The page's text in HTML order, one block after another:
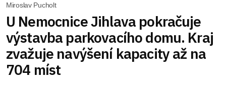
Miroslav Pucholt
U Nemocnice Jihlava pokračuje
výstavba parkovacího domu. Kraj
zvažuje navýšení kapacity až na
704 míst